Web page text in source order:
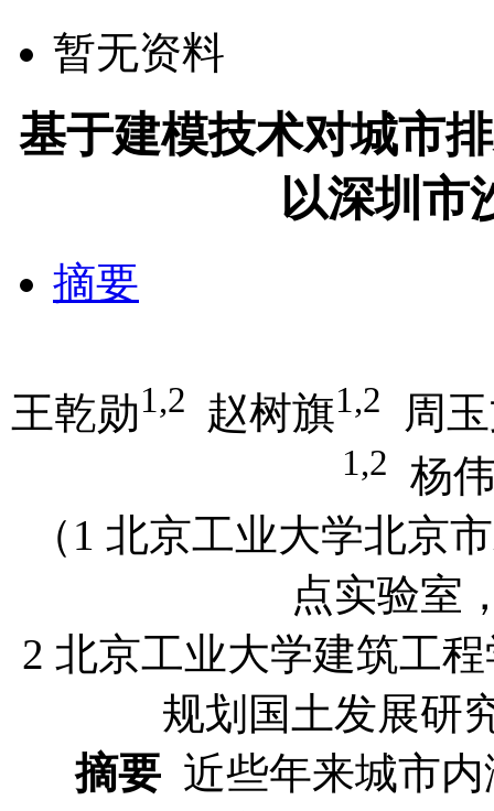
暂无资料
基于建模技术对城市
以深圳市
摘要
王乾勋1,2 赵树旗1,2 周
1,2
杨
（1 北京工业大学北京
点实验室
2 北京工业大学建筑工
规划国土发展研
摘要 近些年来城市